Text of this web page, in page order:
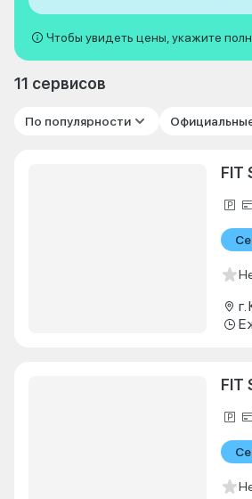
Чтобы увидеть цены, укажите
11 сервисов
По популярности
FIT
FIT